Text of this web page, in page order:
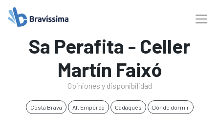
Sa Perafita - Celler
Martín Faixó
Opiniones y disponibilidad
Costa Brava Alt Empordà Cadaqués Dónde dormir